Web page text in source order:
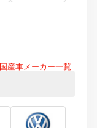
国産車メーカー一覧